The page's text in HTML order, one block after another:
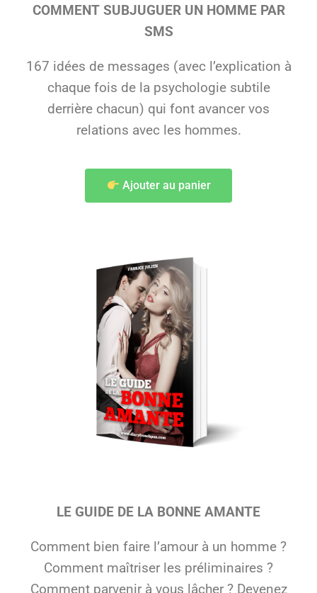
COMMENT SUBJUGUER UN HOMME PAR
SMS
167 idées de messages (avec l’explication à
chaque fois de la psychologie subtile
derrière chacun) qui font avancer vos
relations avec les hommes.
Ajouter au panier
LE GUIDE DE LA BONNE AMANTE
Comment bien faire l’amour à un homme ?
Comment maîtriser les préliminaires ?
Comment parvenir à vous lâcher ? Devenez